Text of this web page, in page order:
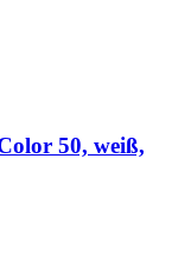
50, weiß,